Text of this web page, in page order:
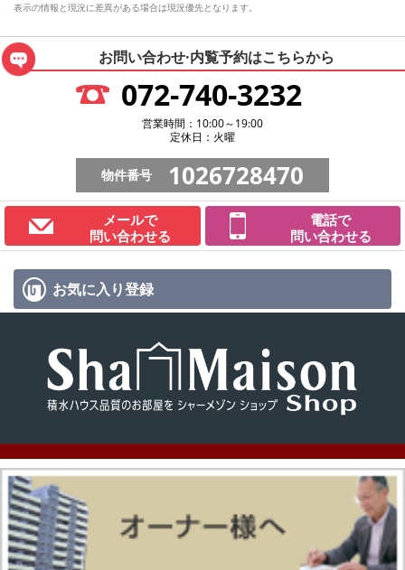
表示の情報と現況に差異がある場合は現況優先となります。
お問い合わせ·内覧予約はこちらから
072-740-3232
営業時間：10:00～19:00
定休日：火曜
物件番号 1026728470
メールで
問い合わせる
電話で
問い合わせる
お気に入り登録